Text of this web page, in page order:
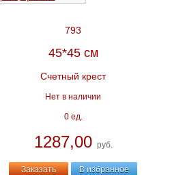
793
45*45 см
Счетный крест
Нет в наличии
0 ед.
1287,00 руб.
Заказать В избранное